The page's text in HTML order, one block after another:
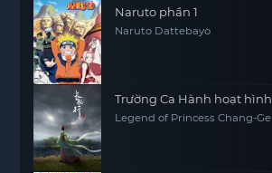
Naruto phần 1
Naruto Dattebayo
Trường Ca Hành hoạt hình
Legend of Princess Chang-Ge